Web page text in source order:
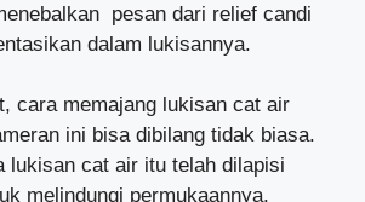
pesan dari relief candi
dalam lukisannya.
cara memajang lukisan cat air
ini bisa dibilang tidak biasa.
lukisan cat air itu telah dilapisi
melindungi permukaannya,